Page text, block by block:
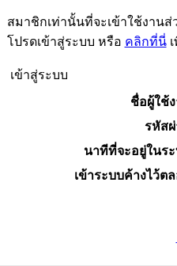
สมาชิกเท่านั้นที่จะเข้าใช้งานส่
โปรดเข้าสู่ระบบ หรือ คลิกที่นี่เ
เข้าสู่ระบบ
ชื่อผู้ใช้
รหัส
นาทีที่จะอยู่ในร
เข้าระบบค้างไว้ต